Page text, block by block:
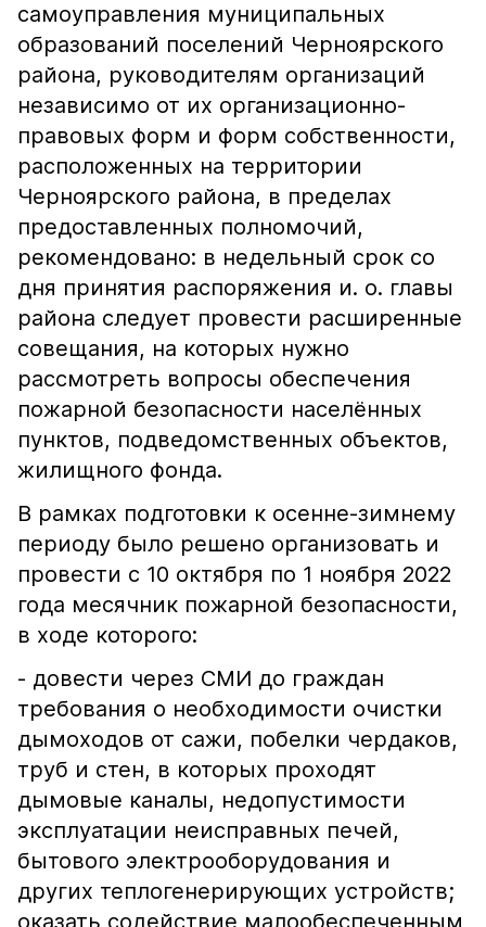
самоуправления муниципальных
образований поселений Черноярского
района, руководителям организаций
независимо от их организационно-
правовых форм и форм собственности,
расположенных на территории
Черноярского района, в пределах
предоставленных полномочий,
рекомендовано: в недельный срок со
дня принятия распоряжения и. о. главы
района следует провести расширенные
совещания, на которых нужно
рассмотреть вопросы обеспечения
пожарной безопасности населённых
пунктов, подведомственных объектов,
жилищного фонда.
В рамках подготовки к осенне-зимнему
периоду было решено организовать и
провести с 10 октября по 1 ноября 2022
года месячник пожарной безопасности,
в ходе которого:
- довести через СМИ до граждан
требования о необходимости очистки
дымоходов от сажи, побелки чердаков,
труб и стен, в которых проходят
дымовые каналы, недопустимости
эксплуатации неисправных печей,
бытового электрооборудования и
других теплогенерирующих устройств;
оказать содействие малообеспеченным